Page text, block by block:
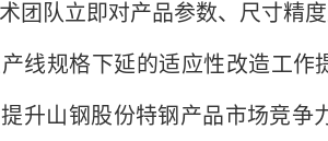
团队立即对产品参数、尺寸精
线规格下延的适应性改造工
升山钢股份特钢产品市场竞争